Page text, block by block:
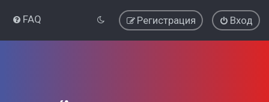
FAQ Вход
Регистрация